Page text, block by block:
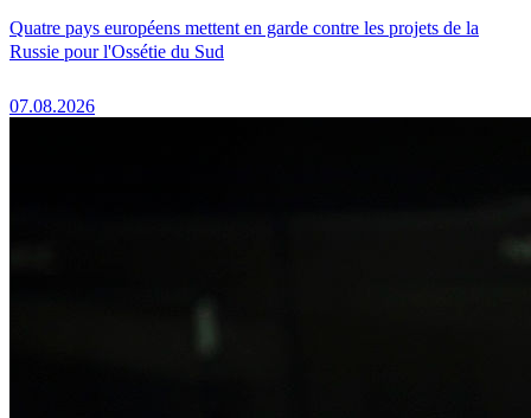
Quatre pays européens mettent en garde contre les projets de la
Russie pour l'Ossétie du Sud
07.08.2026